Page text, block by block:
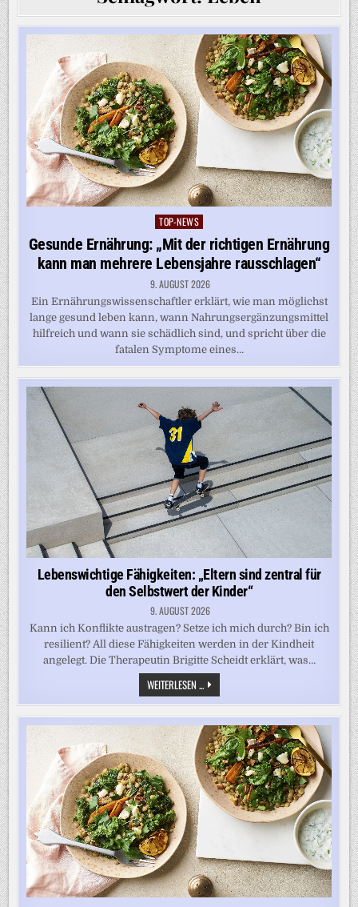
Posted
in
TOP-NEWS
Gesunde Ernährung: „Mit der richtigen Ernährung
kann man mehrere Lebensjahre rausschlagen“
9. AUGUST 2026
Ein Ernährungswissenschaftler erklärt, wie man möglichst
lange gesund leben kann, wann Nahrungsergänzungsmittel
hilfreich und wann sie schädlich sind, und spricht über die
fatalen Symptome eines…
Lebenswichtige Fähigkeiten: „Eltern sind zentral für
den Selbstwert der Kinder“
9. AUGUST 2026
Kann ich Konflikte austragen? Setze ich mich durch? Bin ich
resilient? All diese Fähigkeiten werden in der Kindheit
angelegt. Die Therapeutin Brigitte Scheidt erklärt, was…
WEITERLESEN ...LEBENSWICHTIGE
FÄHIGKEITEN:
„ELTERN
SIND
ZENTRAL
FÜR
DEN
SELBSTWERT
DER
KINDER“